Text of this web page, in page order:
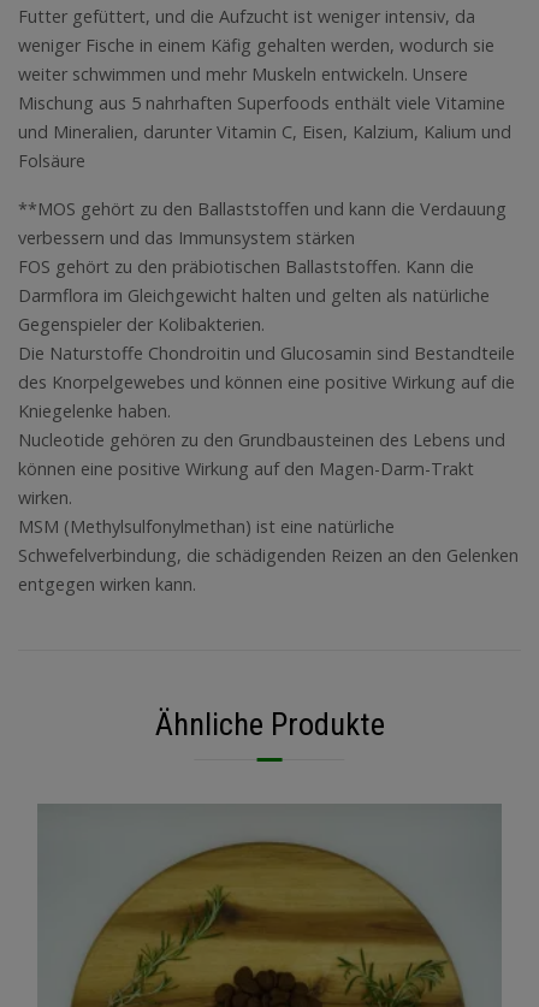
Futter gefüttert, und die Aufzucht ist weniger intensiv, da
weniger Fische in einem Käfig gehalten werden, wodurch sie
weiter schwimmen und mehr Muskeln entwickeln. Unsere
Mischung aus 5 nahrhaften Superfoods enthält viele Vitamine
und Mineralien, darunter Vitamin C, Eisen, Kalzium, Kalium und
Folsäure
**MOS gehört zu den Ballaststoffen und kann die Verdauung
verbessern und das Immunsystem stärken
FOS gehört zu den präbiotischen Ballaststoffen. Kann die
Darmflora im Gleichgewicht halten und gelten als natürliche
Gegenspieler der Kolibakterien.
Die Naturstoffe Chondroitin und Glucosamin sind Bestandteile
des Knorpelgewebes und können eine positive Wirkung auf die
Kniegelenke haben.
Nucleotide gehören zu den Grundbausteinen des Lebens und
können eine positive Wirkung auf den Magen-Darm-Trakt
wirken.
MSM (Methylsulfonylmethan) ist eine natürliche
Schwefelverbindung, die schädigenden Reizen an den Gelenken
entgegen wirken kann.
Ähnliche Produkte